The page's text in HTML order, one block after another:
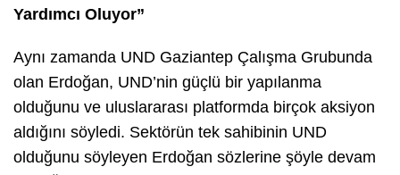
Yardımcı Oluyor”
Aynı zamanda UND Gaziantep Çalışma Grubunda
olan Erdoğan, UND’nin güçlü bir yapılanma
olduğunu ve uluslararası platformda birçok aksiyon
aldığını söyledi. Sektörün tek sahibinin UND
olduğunu söyleyen Erdoğan sözlerine şöyle devam